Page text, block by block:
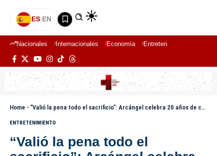
ES|EN
Nacionales Internacionales Economía Entretenimiento
Home - “Valió la pena todo el sacrificio”: Arcángel celebra 20 años de carrera en Premio Lo Nuestro 2026
ENTRETENIMIENTO
“Valió la pena todo el